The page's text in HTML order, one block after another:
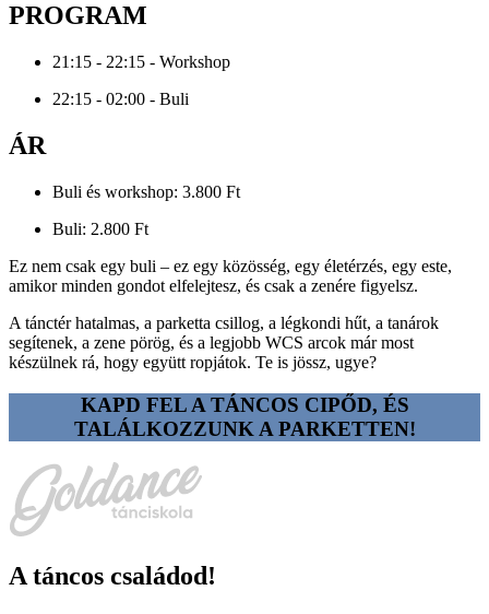
PROGRAM
21:15 - 22:15 - Workshop
22:15 - 02:00 - Buli
ÁR
Buli és workshop: 3.800 Ft
Buli: 2.800 Ft
Ez nem csak egy buli – ez egy közösség, egy életérzés, egy este,
amikor minden gondot elfelejtesz, és csak a zenére figyelsz.
A tánctér hatalmas, a parketta csillog, a légkondi hűt, a tanárok
segítenek, a zene pörög, és a legjobb WCS arcok már most
készülnek rá, hogy együtt ropjátok. Te is jössz, ugye?
KAPD FEL A TÁNCOS CIPŐD, ÉS
TALÁLKOZZUNK A PARKETTEN!
A táncos családod!